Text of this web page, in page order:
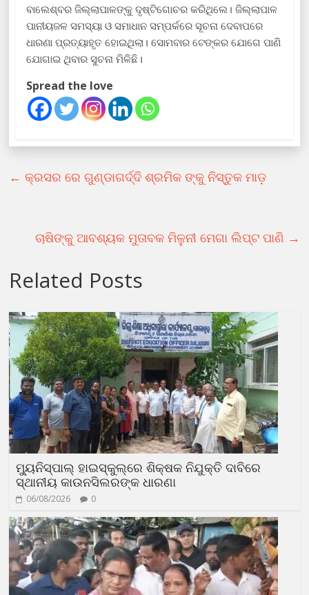
ବାଲେଶ୍ବର ଜିଲ୍ଲାପାଳଙ୍କୁ ଦୃଷ୍ଟିଗୋଚର କରିଥିଲେ। ଜିଲ୍ଲାପାଳ
ପାନୀୟଜଳ ସମସ୍ୟା ଓ ସମାଧାନ ସମ୍ପର୍କରେ ସୂଚନା ଦେବାପରେ
ଧାରଣା ପ୍ରତ୍ୟାହୃତ ହୋଇଥିଲା। ସୋମବାର ଟେଙ୍କର ଯୋଗେ ପାଣି
ଯୋଗାଇ ଥିବାର ସୁଚନା ମିଳିଛି।
Spread the love
← କ୍ରସର ରେ ଗୁଣ୍ଡାଗର୍ଦ୍ଦି ଶ୍ରମିକ ଙ୍କୁ ନିସ୍ତୁକ ମାଡ଼
ଚାଷିଙ୍କୁ ଆବଶ୍ୟକ ମୁତାବକ ମିଳୁନୀ ମେଗା ଲିପ୍ଟ ପାଣି →
Related Posts
ମ୍ୟୁନିସ୍‌ପାଲ୍ ହାଇସ୍କୁଲ୍‌ରେ ଶିକ୍ଷକ ନିଯୁକ୍ତି ଦାବିରେ
ସ୍ଥାନୀୟ କାଉନସିଲରଙ୍କ ଧାରଣା
06/08/2026 0